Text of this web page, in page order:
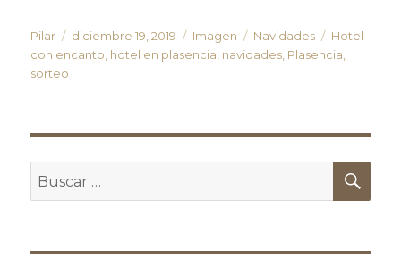
Autor
Pilar
Publicado
el
diciembre 19, 2019 Formato
Imagen Categorías
Navidades Etiquetas
Hotel
con encanto hotel en plasencia navidades Plasencia
sorteo
Buscar
por: